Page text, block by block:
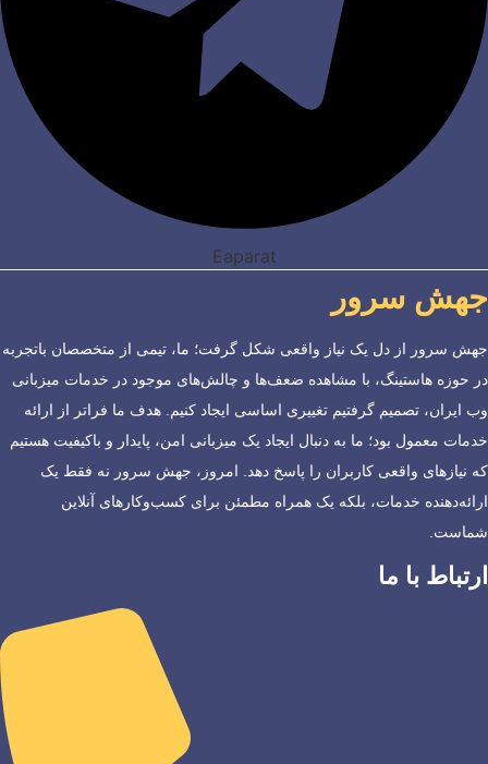
Eaparat
جهش سرور
جهش سرور از دل یک نیاز واقعی شکل گرفت؛ ما، تیمی از متخصصان باتجربه
در حوزه هاستینگ، با مشاهده ضعف‌ها و چالش‌های موجود در خدمات میزبانی
وب ایران، تصمیم گرفتیم تغییری اساسی ایجاد کنیم. هدف ما فراتر از ارائه
خدمات معمول بود؛ ما به دنبال ایجاد یک میزبانی امن، پایدار و باکیفیت هستیم
که نیازهای واقعی کاربران را پاسخ دهد. امروز، جهش سرور نه فقط یک
ارائه‌دهنده خدمات، بلکه یک همراه مطمئن برای کسب‌وکارهای آنلاین
شماست.
ارتباط با ما